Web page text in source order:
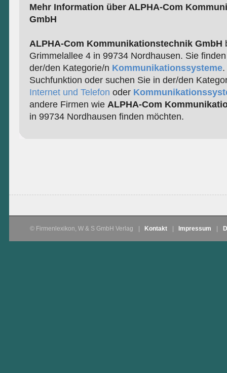
Mehr Information über ALPHA-Com
GmbH
ALPHA-Com Kommunikationstechnik GmbH
Grimmelallee 4 in 99734 Nordhausen. Sie
der/den Kategorie/n Kommunikationssysteme.
Suchfunktion oder suchen Sie in der/den
Internet und Telefon oder
andere Firmen wie ALPHA-Com
in 99734 Nordhausen finden möchten.
© Firmenlexikon, W & S GmbH Verlag Kontakt Impressum